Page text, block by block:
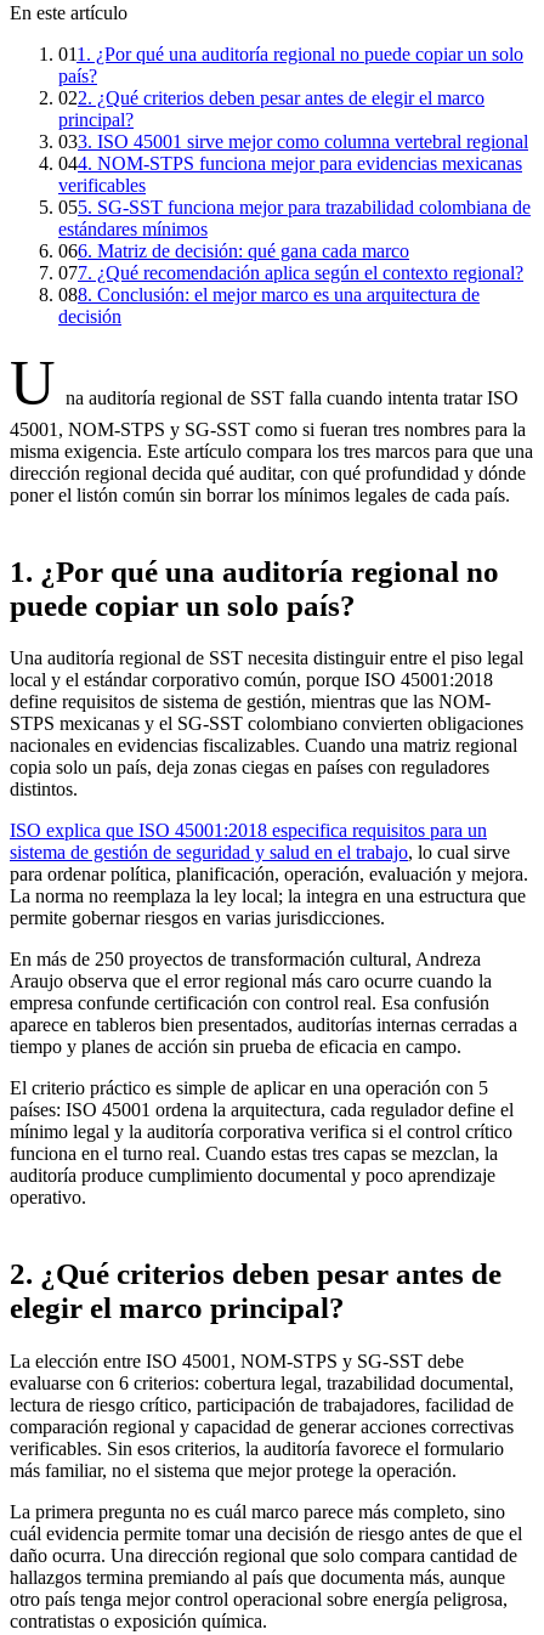
En este artículo
011. ¿Por qué una auditoría regional no puede copiar un solo
país?
022. ¿Qué criterios deben pesar antes de elegir el marco
principal?
033. ISO 45001 sirve mejor como columna vertebral regional
044. NOM-STPS funciona mejor para evidencias mexicanas
verificables
055. SG-SST funciona mejor para trazabilidad colombiana de
estándares mínimos
066. Matriz de decisión: qué gana cada marco
077. ¿Qué recomendación aplica según el contexto regional?
088. Conclusión: el mejor marco es una arquitectura de
decisión
U na auditoría regional de SST falla cuando intenta tratar ISO
45001, NOM-STPS y SG-SST como si fueran tres nombres para la
misma exigencia. Este artículo compara los tres marcos para que una
dirección regional decida qué auditar, con qué profundidad y dónde
poner el listón común sin borrar los mínimos legales de cada país.
1. ¿Por qué una auditoría regional no
puede copiar un solo país?
Una auditoría regional de SST necesita distinguir entre el piso legal
local y el estándar corporativo común, porque ISO 45001:2018
define requisitos de sistema de gestión, mientras que las NOM-
STPS mexicanas y el SG-SST colombiano convierten obligaciones
nacionales en evidencias fiscalizables. Cuando una matriz regional
copia solo un país, deja zonas ciegas en países con reguladores
distintos.
ISO explica que ISO 45001:2018 especifica requisitos para un
sistema de gestión de seguridad y salud en el trabajo, lo cual sirve
para ordenar política, planificación, operación, evaluación y mejora.
La norma no reemplaza la ley local; la integra en una estructura que
permite gobernar riesgos en varias jurisdicciones.
En más de 250 proyectos de transformación cultural, Andreza
Araujo observa que el error regional más caro ocurre cuando la
empresa confunde certificación con control real. Esa confusión
aparece en tableros bien presentados, auditorías internas cerradas a
tiempo y planes de acción sin prueba de eficacia en campo.
El criterio práctico es simple de aplicar en una operación con 5
países: ISO 45001 ordena la arquitectura, cada regulador define el
mínimo legal y la auditoría corporativa verifica si el control crítico
funciona en el turno real. Cuando estas tres capas se mezclan, la
auditoría produce cumplimiento documental y poco aprendizaje
operativo.
2. ¿Qué criterios deben pesar antes de
elegir el marco principal?
La elección entre ISO 45001, NOM-STPS y SG-SST debe
evaluarse con 6 criterios: cobertura legal, trazabilidad documental,
lectura de riesgo crítico, participación de trabajadores, facilidad de
comparación regional y capacidad de generar acciones correctivas
verificables. Sin esos criterios, la auditoría favorece el formulario
más familiar, no el sistema que mejor protege la operación.
La primera pregunta no es cuál marco parece más completo, sino
cuál evidencia permite tomar una decisión de riesgo antes de que el
daño ocurra. Una dirección regional que solo compara cantidad de
hallazgos termina premiando al país que documenta más, aunque
otro país tenga mejor control operacional sobre energía peligrosa,
contratistas o exposición química.